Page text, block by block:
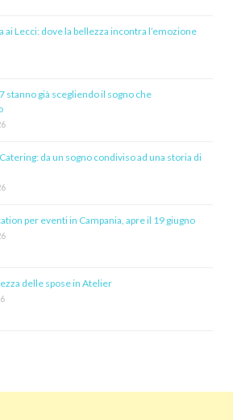
ai Lecci: dove la bellezza incontra l’emozione
stanno già scegliendo il sogno che
da un sogno condiviso ad una storia di
per eventi in Campania, apre il 19 giugno
delle spose in Atelier